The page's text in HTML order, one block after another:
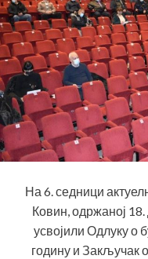
На 6. седници
Ковин, одржаној
усвојили Одлуку о
годину и Закључак